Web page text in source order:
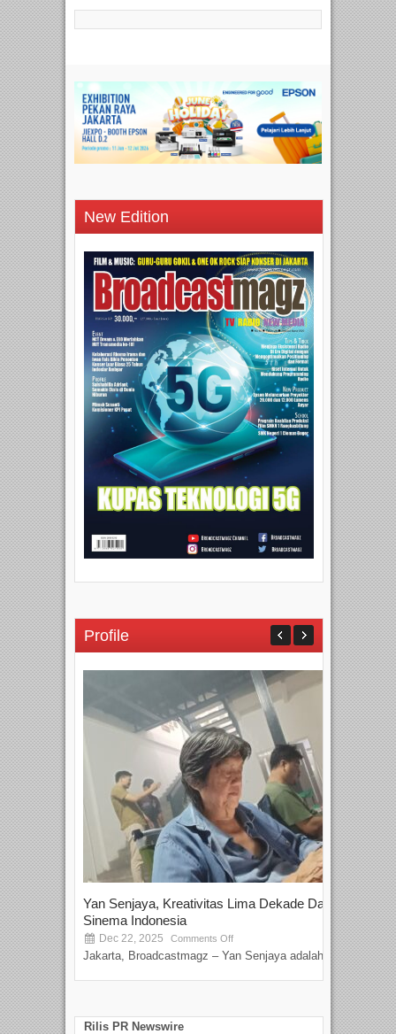
New Edition
Profile
Yan Senjaya, Kreativitas Lima Dekade Dalam
Sinema Indonesia
Dec 22, 2025 Comments Off
Jakarta, Broadcastmagz – Yan Senjaya adalah...
Rilis PR Newswire